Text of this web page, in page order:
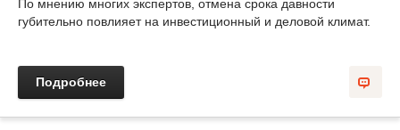
По мнению многих экспертов, отмена срока давности
губительно повлияет на инвестиционный и деловой климат.
Подробнее